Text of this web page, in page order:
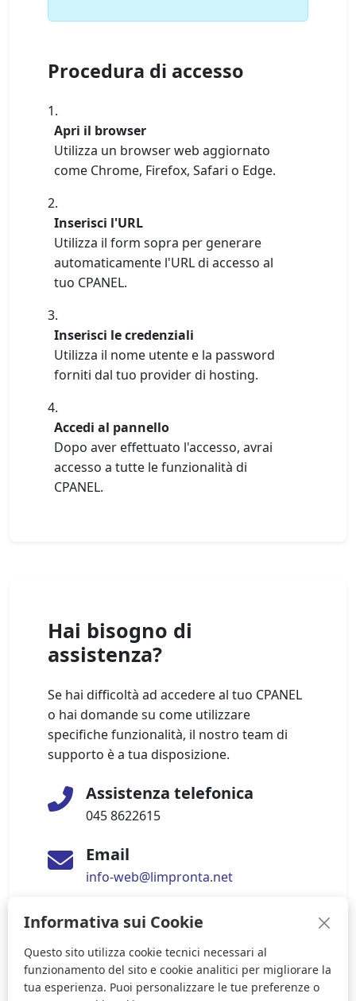
Procedura di accesso
Apri il browser
Utilizza un browser web aggiornato
come Chrome, Firefox, Safari o Edge.
Inserisci l'URL
Utilizza il form sopra per generare
automaticamente l'URL di accesso al
tuo CPANEL.
Inserisci le credenziali
Utilizza il nome utente e la password
forniti dal tuo provider di hosting.
Accedi al pannello
Dopo aver effettuato l'accesso, avrai
accesso a tutte le funzionalità di
CPANEL.
Hai bisogno di
assistenza?
Se hai difficoltà ad accedere al tuo CPANEL
o hai domande su come utilizzare
specifiche funzionalità, il nostro team di
supporto è a tua disposizione.
Assistenza telefonica
045 8622615
Email
info-web@limpronta.net
Richiedi assistenza remota
Informativa sui Cookie
Questo sito utilizza cookie tecnici necessari al
funzionamento del sito e cookie analitici per migliorare la
tua esperienza. Puoi personalizzare le tue preferenze o